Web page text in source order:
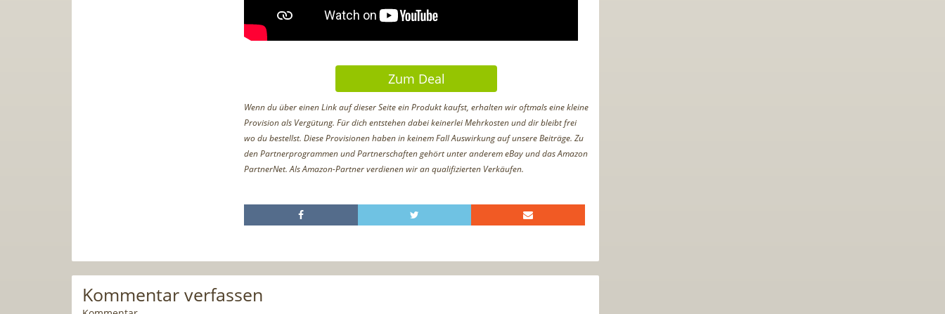
Zum Deal
Wenn du über einen Link auf dieser Seite ein Produkt kaufst, erhalten wir oftmals eine kleine
Provision als Vergütung. Für dich entstehen dabei keinerlei Mehrkosten und dir bleibt frei
wo du bestellst. Diese Provisionen haben in keinem Fall Auswirkung auf unsere Beiträge. Zu
den Partnerprogrammen und Partnerschaften gehört unter anderem eBay und das Amazon
PartnerNet. Als Amazon-Partner verdienen wir an qualifizierten Verkäufen.
Kommentar verfassen